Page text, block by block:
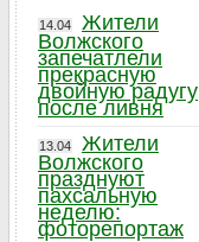
14.04
Жители
Волжского
запечатлели
прекрасную
двойную радугу
после ливня
13.04
Жители
Волжского
празднуют
пахсальную
неделю:
фоторепортаж